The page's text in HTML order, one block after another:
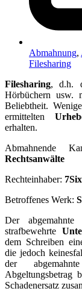
Abmahnung,
Filesharing
Filesharing, d.h.
Hörbüchern usw.
Beliebtheit.
ermittelten
erhalten.
Abmahnende
Rechtsanwälte
Rechteinhaber:
Betroffenes Werk:
Der abgemahnte
strafbewehrte
dem Schreiben
die jedoch
der
Abgeltungsbetrag
Schadenersatz